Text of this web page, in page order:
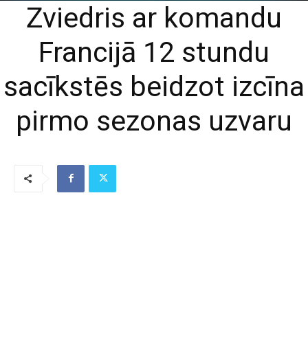
Zviedris ar komandu
Francijā 12 stundu
sacīkstēs beidzot izcīna
pirmo sezonas uzvaru